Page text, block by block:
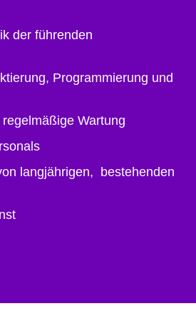
der führenden
Programmierung und
Wartung
langjährigen, bestehenden